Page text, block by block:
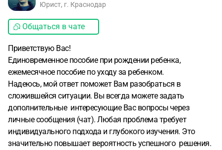
Юрист, г. Краснодар
Общаться в чате
Приветствую Вас!
Единовременное пособие при рождении ребенка,
ежемесячное пособие по уходу за ребенком.
Надеюсь, мой ответ поможет Вам разобраться в
сложившейся ситуации. Вы всегда можете задать
дополнительные интересующие Вас вопросы через
личные сообщения (чат). Любая проблема требует
индивидуального подхода и глубокого изучения. Это
значительно повышает вероятность успешного решения.